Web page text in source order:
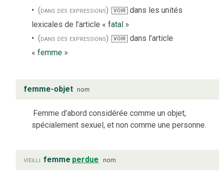
(dans des expressions) VOIR
dans les unités
lexicales de l’article « fatal »
(dans des expressions)
VOIR dans l’article
« femme »
femme-objet nom
Femme d’abord considérée comme un objet,
spécialement sexuel, et non comme une personne.
vieilli femme perdue nom